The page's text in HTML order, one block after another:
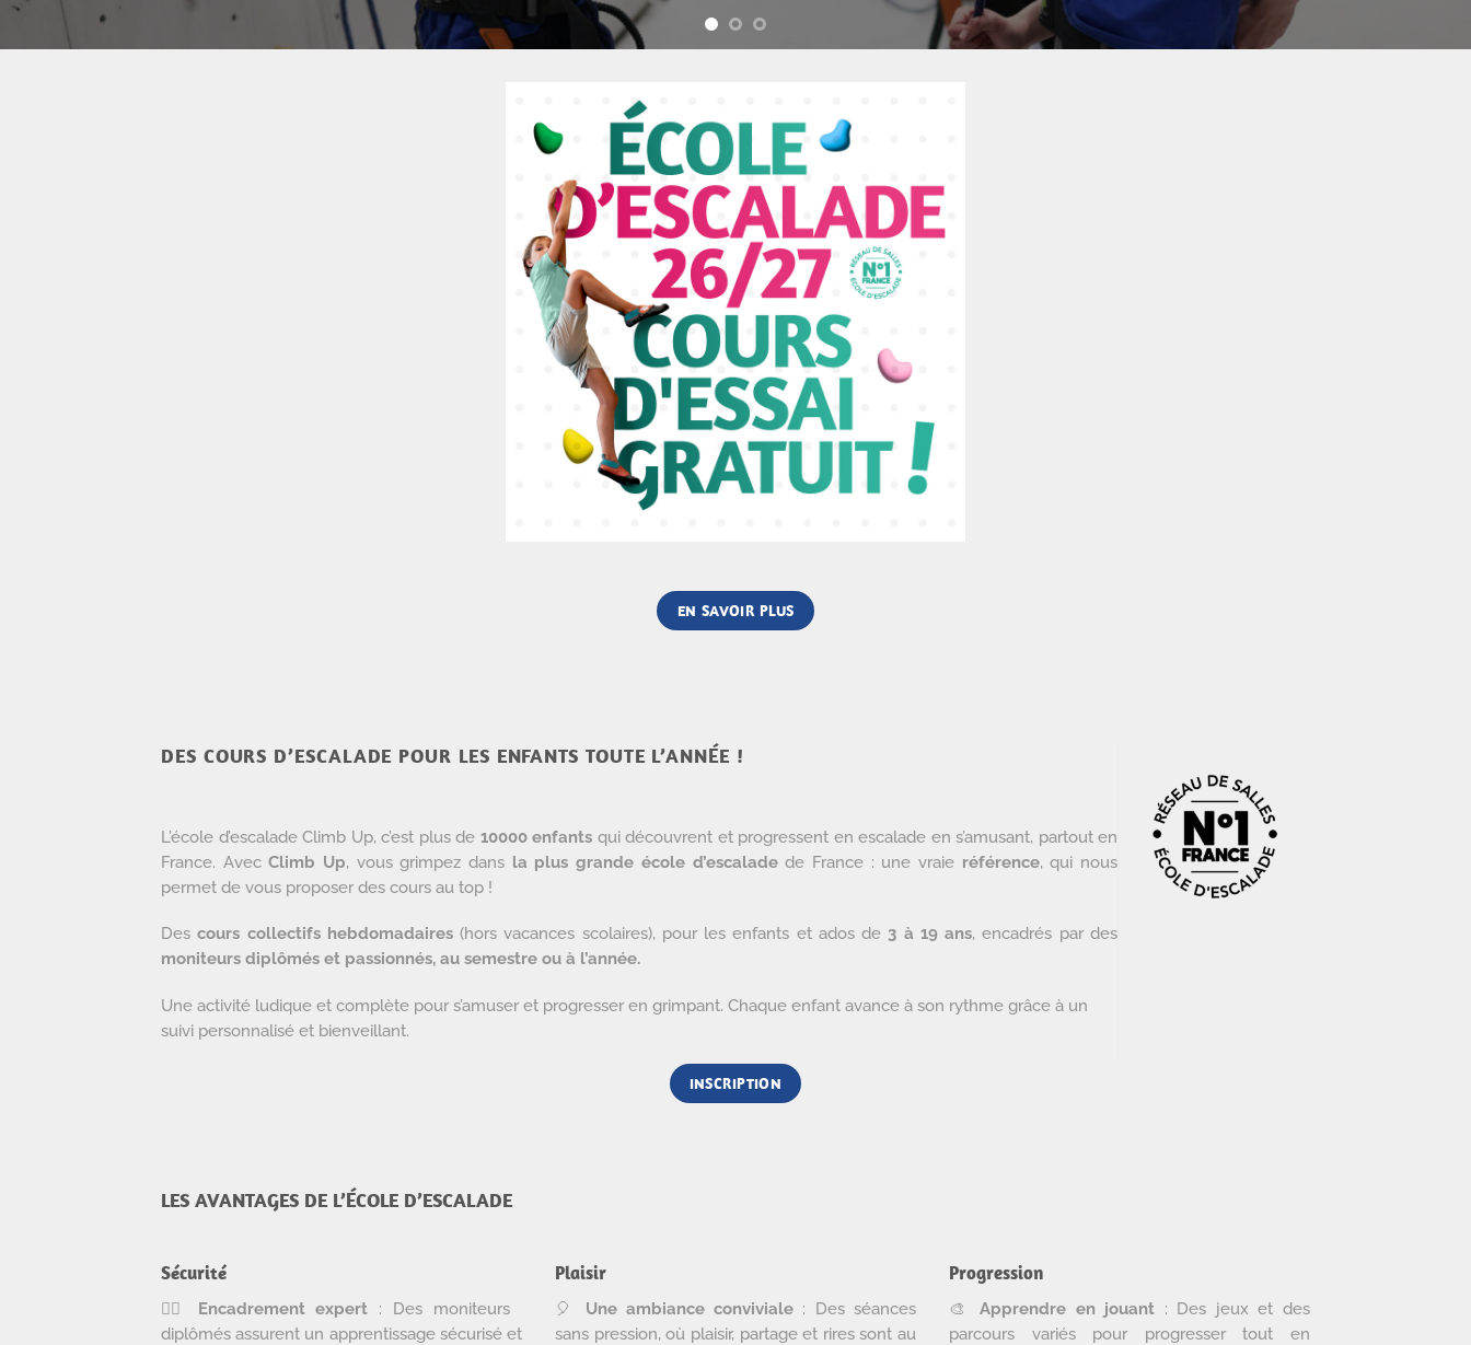
EN SAVOIR PLUS
DES COURS D’ESCALADE POUR LES ENFANTS TOUTE L’ANNÉE !
L’école d’escalade Climb Up, c’est plus de 10000 enfants qui découvrent et progressent en escalade en s’amusant, partout en
France. AvecClimb Up, vous grimpez dans la plus grande école d’escaladede France : une vraie référence, qui nous
permet de vous proposer des cours au top !
Descours collectifs hebdomadaires(hors vacances scolaires), pour les enfants et ados de 3 à 19 ans, encadrés par des
moniteurs diplômés et passionnés, au semestre ou à l’année.
Une activité ludique et complète pour s’amuser et progresser en grimpant. Chaque enfant avance à son rythme grâce à un
suivi personnalisé et bienveillant.
INSCRIPTION
LES AVANTAGES DE L’ÉCOLE D’ESCALADE
Sécurité
🧗‍♂️ Encadrement expert : Des moniteurs
diplômés assurent un apprentissage sécurisé et
Plaisir
🎈 Une ambiance conviviale : Des séances
sans pression, où plaisir, partage et rires sont au
Progression
🎨Apprendre en jouant : Des jeux et des
parcours variés pour progresser tout en